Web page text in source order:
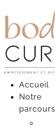
au
contenu
Accueil
Notre
parcours